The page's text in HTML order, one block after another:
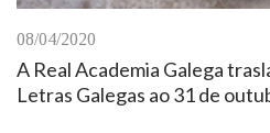
08/04/2020
A Real Academia Galega
Letras Galegas ao 31 de